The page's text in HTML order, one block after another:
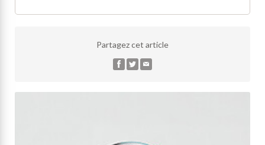
Partagez cet article